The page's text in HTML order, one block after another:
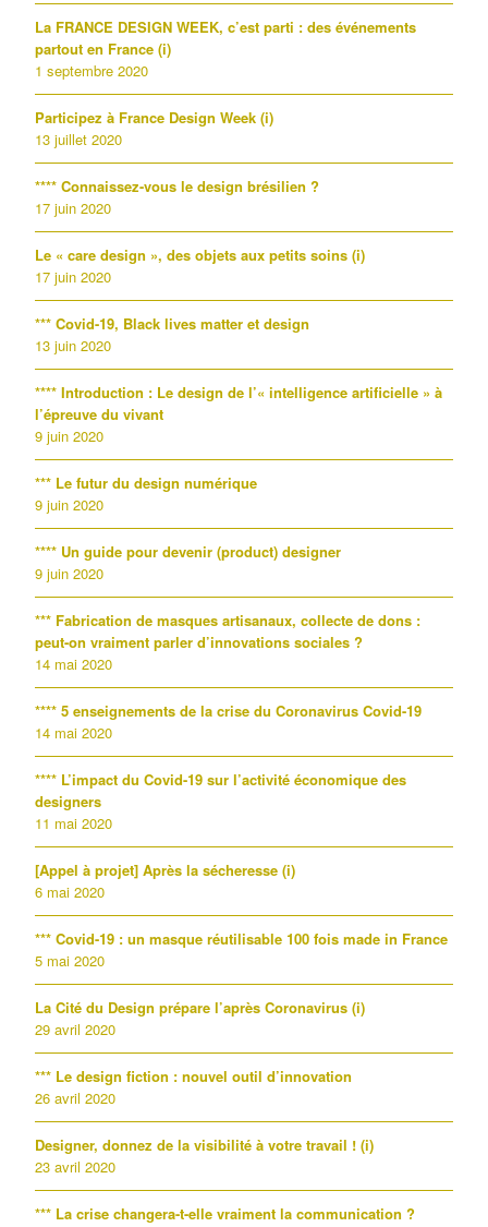
La FRANCE DESIGN WEEK, c’est parti : des événements
partout en France (i)
1 septembre 2020
Participez à France Design Week (i)
13 juillet 2020
**** Connaissez-vous le design brésilien ?
17 juin 2020
Le « care design », des objets aux petits soins (i)
17 juin 2020
*** Covid-19, Black lives matter et design
13 juin 2020
**** Introduction : Le design de l’« intelligence artificielle » à
l’épreuve du vivant
9 juin 2020
*** Le futur du design numérique
9 juin 2020
**** Un guide pour devenir (product) designer
9 juin 2020
*** Fabrication de masques artisanaux, collecte de dons :
peut-on vraiment parler d’innovations sociales ?
14 mai 2020
**** 5 enseignements de la crise du Coronavirus Covid-19
14 mai 2020
**** L’impact du Covid-19 sur l’activité économique des
designers
11 mai 2020
[Appel à projet] Après la sécheresse (i)
6 mai 2020
*** Covid-19 : un masque réutilisable 100 fois made in France
5 mai 2020
La Cité du Design prépare l’après Coronavirus (i)
29 avril 2020
*** Le design fiction : nouvel outil d’innovation
26 avril 2020
Designer, donnez de la visibilité à votre travail ! (i)
23 avril 2020
*** La crise changera-t-elle vraiment la communication ?